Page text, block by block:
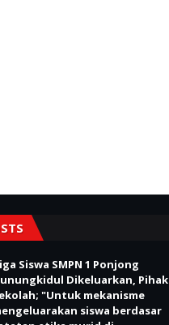
Siswa SMPN 1 Ponjong
Dikeluarkan, Pihak
"Untuk mekanisme
siswa berdasar